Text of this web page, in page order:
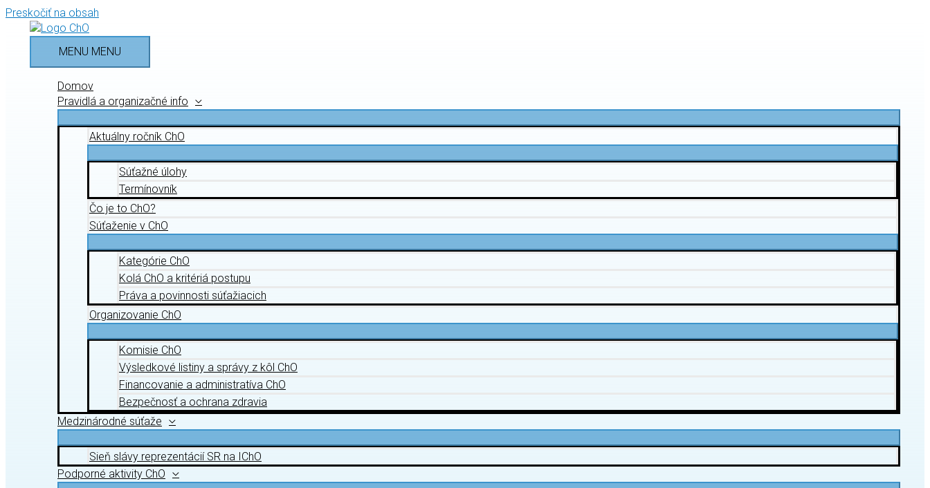
Preskočiť na obsah
MENU MENU
Domov
Pravidlá a organizačné info
Aktuálny ročník ChO
Súťažné úlohy
Termínovník
Čo je to ChO?
Súťaženie v ChO
Kategórie ChO
Kolá ChO a kritériá postupu
Práva a povinnosti súťažiacich
Organizovanie ChO
Komisie ChO
Výsledkové listiny a správy z kôl ChO
Financovanie a administratíva ChO
Bezpečnosť a ochrana zdravia
Medzinárodné súťaže
Sieň slávy reprezentácií SR na IChO
Podporné aktivity ChO